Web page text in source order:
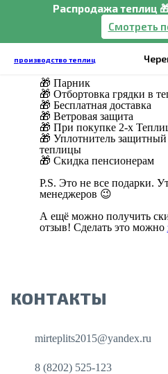
Распродажа теплиц
Смотреть
производство теплиц
Главная
Акции на теплицы
из поликарбоната
выбрать один из подарков:
🎁 Парник
🎁 Отбортовка грядки в
🎁 Бесплатная доставка
🎁 Ветровая защита
🎁 При покупке 2-х
🎁 Уплотнитель защитный
теплицы
🎁 Скидка пенсионерам
P.S. Это не все подарки.
менеджеров 😉
А ещё можно получить
отзыв! Сделать это можно
КОНТАКТЫ
mirteplits2015@yandex.ru
8 (8202) 525-123